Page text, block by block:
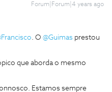
Forum|Forum|4 years ago
. O @Guimas prestou
que aborda o mesmo
Estamos sempre